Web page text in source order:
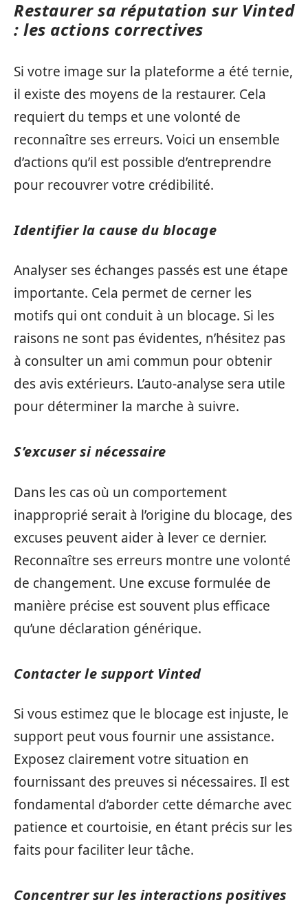
Restaurer sa réputation sur Vinted
: les actions correctives
Si votre image sur la plateforme a été ternie,
il existe des moyens de la restaurer. Cela
requiert du temps et une volonté de
reconnaître ses erreurs. Voici un ensemble
d’actions qu’il est possible d’entreprendre
pour recouvrer votre crédibilité.
Identifier la cause du blocage
Analyser ses échanges passés est une étape
importante. Cela permet de cerner les
motifs qui ont conduit à un blocage. Si les
raisons ne sont pas évidentes, n’hésitez pas
à consulter un ami commun pour obtenir
des avis extérieurs. L’auto-analyse sera utile
pour déterminer la marche à suivre.
S’excuser si nécessaire
Dans les cas où un comportement
inapproprié serait à l’origine du blocage, des
excuses peuvent aider à lever ce dernier.
Reconnaître ses erreurs montre une volonté
de changement. Une excuse formulée de
manière précise est souvent plus efficace
qu’une déclaration générique.
Contacter le support Vinted
Si vous estimez que le blocage est injuste, le
support peut vous fournir une assistance.
Exposez clairement votre situation en
fournissant des preuves si nécessaires. Il est
fondamental d’aborder cette démarche avec
patience et courtoisie, en étant précis sur les
faits pour faciliter leur tâche.
Concentrer sur les interactions positives